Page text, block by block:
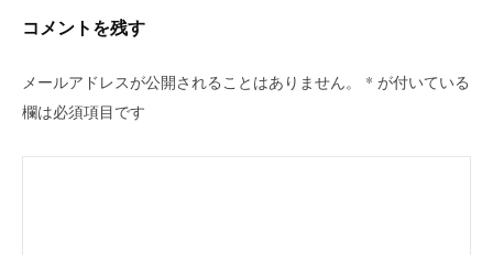
シ
ョ
ン
コメントを残す
メールアドレスが公開されることはありません。 * が付いている
欄は必須項目です